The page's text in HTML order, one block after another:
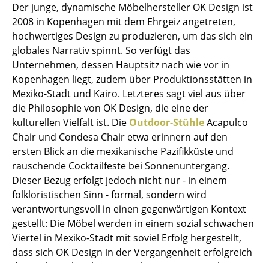
... alle Sitzmöbel
Tische
Esstische
Beistelltische
Couchtische
Schreibtische
Sekretäre & PC-Tische
Konferenztische
Stehtische & Stehpulte
Kindertische
Der junge, dynamische Möbelhersteller OK Design ist
2008 in Kopenhagen mit dem Ehrgeiz angetreten,
hochwertiges Design zu produzieren, um das sich ein
globales Narrativ spinnt. So verfügt das
Unternehmen, dessen Hauptsitz nach wie vor in
Kopenhagen liegt, zudem über Produktionsstätten in
Mexiko-Stadt und Kairo. Letzteres sagt viel aus über
die Philosophie von OK Design, die eine der
kulturellen Vielfalt ist. Die Outdoor-StühleAcapulco
Chair und Condesa Chair etwa erinnern auf den
ersten Blick an die mexikanische Pazifikküste und
rauschende Cocktailfeste bei Sonnenuntergang.
Dieser Bezug erfolgt jedoch nicht nur - in einem
folkloristischen Sinn - formal, sondern wird
verantwortungsvoll in einen gegenwärtigen Kontext
gestellt: Die Möbel werden in einem sozial schwachen
Viertel in Mexiko-Stadt mit soviel Erfolg hergestellt,
dass sich OK Design in der Vergangenheit erfolgreich